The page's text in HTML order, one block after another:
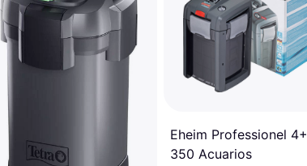
Eheim Professionel 4+
350 Acuarios